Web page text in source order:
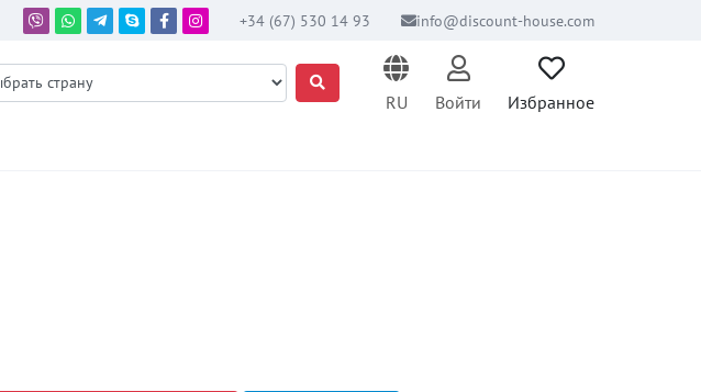
+34 (67) 530 14 93 info@discount-house.com
RU
Войти Избранное